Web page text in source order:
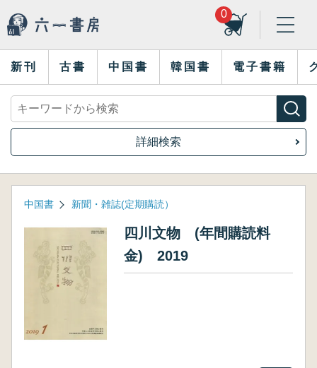
0
新刊 古書 中国書 韓国書 電子書籍
詳細検索
中国書 新聞・雑誌(定期購読）
四川文物 (年間購読料
金) 2019